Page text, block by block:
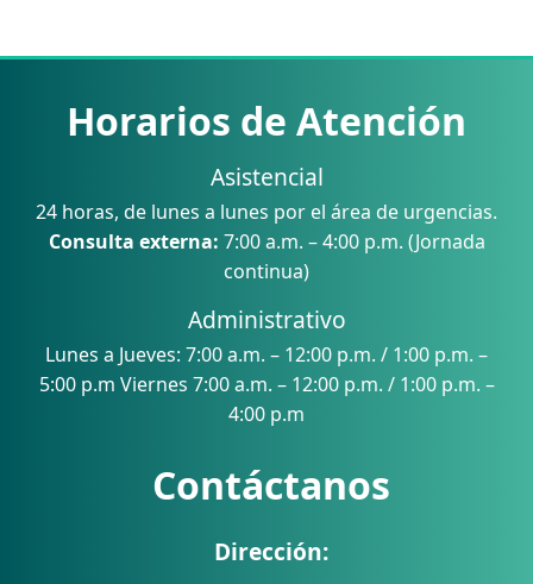
Horarios de Atención
Asistencial
24 horas, de lunes a lunes por el área de urgencias.
Consulta externa: 7:00 a.m. – 4:00 p.m. (Jornada
continua)
Administrativo
Lunes a Jueves: 7:00 a.m. – 12:00 p.m. / 1:00 p.m. –
5:00 p.m Viernes 7:00 a.m. – 12:00 p.m. / 1:00 p.m. –
4:00 p.m
Contáctanos
Dirección: